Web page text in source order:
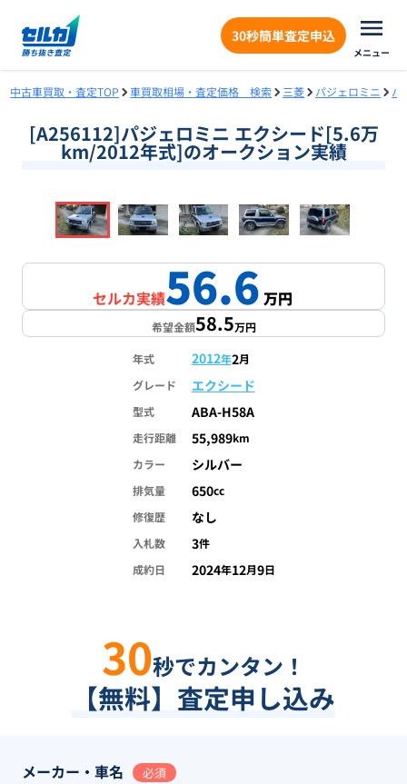
30秒簡単査定申込
メニュー
中古車買取・査定TOP 車買取相場・査定価格 検索 三菱 パジェロミニ パ
[A256112]パジェロミニ エクシード[5.6万
km/2012年式]のオークション実績
1/18
セルカ実績56.6万円
希望金額58.5万円
年式 2012年2月
グレード
エクシード
型式 ABA-H58A
走行距離 55,989km
カラー
シルバー
排気量 650cc
修復歴
なし
入札数 3件
成約日
2024年12月9日
30秒でカンタン！
【無料】査定申し込み
メーカー・車名 必須